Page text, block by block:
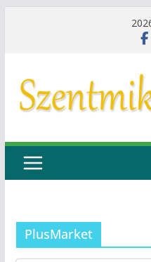
PlusMarket